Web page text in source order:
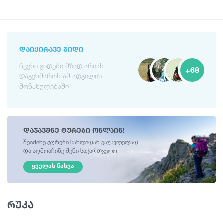
ᲓᲐᲘᲥᲘᲠᲐᲕᲔ ᲒᲘᲓᲘ
ჩვენი გიდები მზად არიან
დაგეხმარონ ამ ადგილის
მონახულებაში
+68
დაჯავშნე ტურები ონლაინ!
შეიძინე ტურები სახლიდან გაუსვლელად
და აღმოაჩინე შენი საქართველო!
ᲧᲕᲔᲚᲐᲡ ᲜᲐᲮᲕᲐ
რუკა